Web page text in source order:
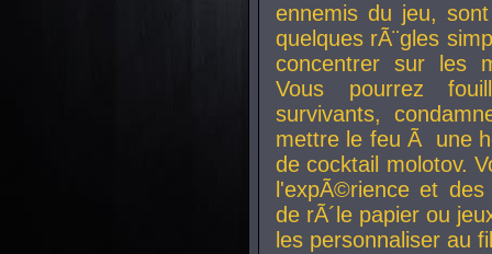
ennemis du jeu,
quelques rÃ¨gles
concentrer sur les
Vous pourrez
survivants,
mettre le feu Ã une
de cocktail molotov.
l'expÃ©rience et
de rÃ´le papier ou
les personnaliser au